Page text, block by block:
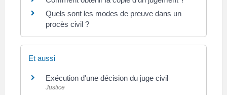
Quels sont les modes de preuve dans un
procès civil ?
Et aussi
Exécution d'une décision du juge civil
Justice